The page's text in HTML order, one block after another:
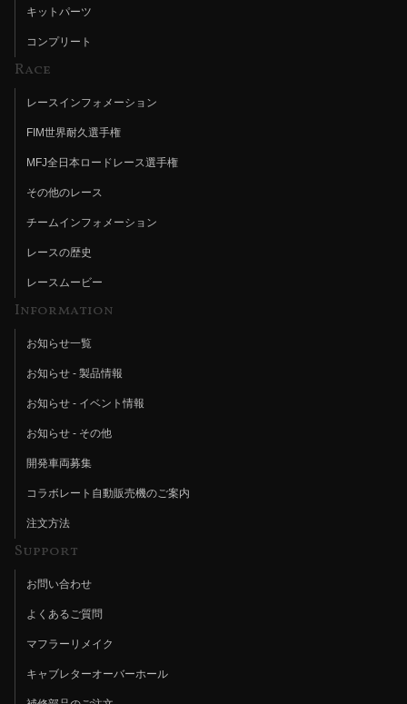
キットパーツ
コンプリート
Race
レースインフォメーション
FIM世界耐久選手権
MFJ全日本ロードレース選手権
その他のレース
チームインフォメーション
レースの歴史
レースムービー
Information
お知らせ一覧
お知らせ - 製品情報
お知らせ - イベント情報
お知らせ - その他
開発車両募集
コラボレート自動販売機のご案内
注文方法
Support
お問い合わせ
よくあるご質問
マフラーリメイク
キャブレターオーバーホール